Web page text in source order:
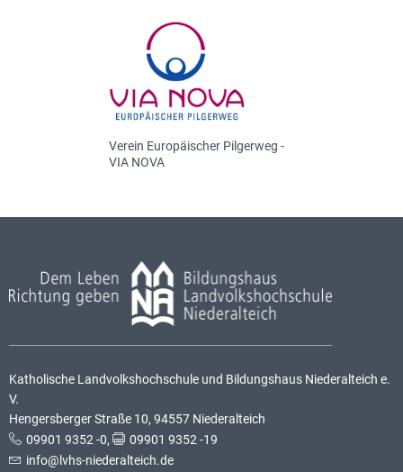
Verein Europäischer Pilgerweg -
VIA NOVA
Katholische Landvolkshochschule und Bildungshaus Niederalteich e.
V.
Hengersberger Straße 10, 94557 Niederalteich
09901 9352 -0,
09901 9352 -19
info@lvhs-niederalteich.de